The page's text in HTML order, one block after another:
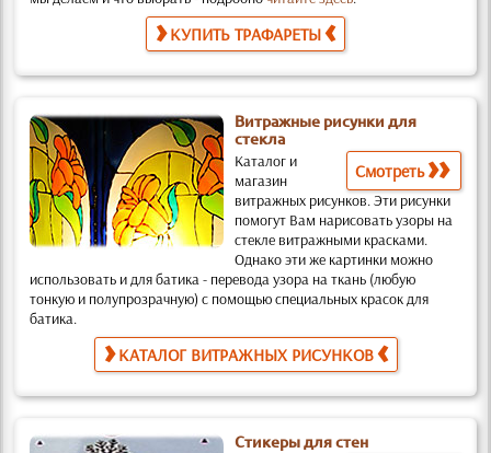
КУПИТЬ ТРАФАРЕТЫ
Витражные рисунки для
стекла
Смотреть
Каталог и
магазин
витражных рисунков.Эти рисунки
помогут Вам нарисовать узоры на
стекле витражными красками.
Однако эти же картинки можно
использовать и для батика- перевода узора на ткань (любую
тонкую и полупрозрачную) с помощью специальных красок для
батика.
КАТАЛОГ ВИТРАЖНЫХ РИСУНКОВ
Стикеры для стен